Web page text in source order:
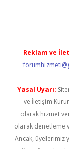
Reklam ve
Yasal Uyarı:
ve İletişim
olarak hizmet
olarak denetleme
Ancak, üyelerimiz